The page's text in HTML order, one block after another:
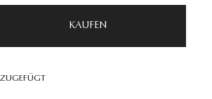
KAUFEN